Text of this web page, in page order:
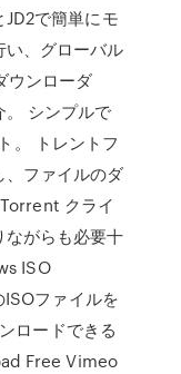
で簡単にモ
、グローバル
ウンローダ
。 シンプルで
。 トレントフ
、ファイルのダ
クライ
がらも必要十
ISO
ファイルを
ロードできる
Free Vimeo